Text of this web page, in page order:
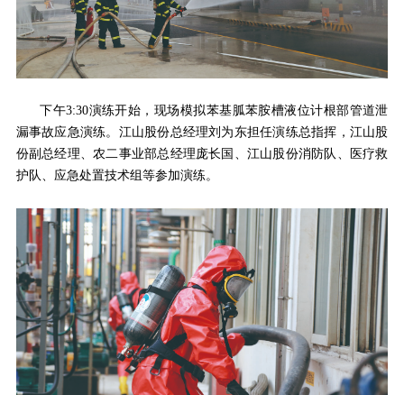
下午3:30演练开始，现场模拟苯基胍苯胺槽液位计根部管道泄
漏事故应急演练。江山股份总经理刘为东担任演练总指挥，江山股
份副总经理、农二事业部总经理庞长国、江山股份消防队、医疗救
护队、应急处置技术组等参加演练。